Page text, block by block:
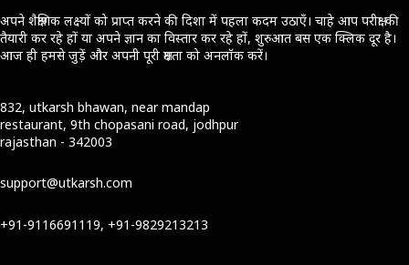
अपने शैक्षणिक लक्ष्यों को प्राप्त करने की दिशा में पहला कदम उठाएँ। चाहे आप परीक्षा की
तैयारी कर रहे हों या अपने ज्ञान का विस्तार कर रहे हों, शुरुआत बस एक क्लिक दूर है।
आज ही हमसे जुड़ें और अपनी पूरी क्षमता को अनलॉक करें।
832, utkarsh bhawan, near mandap
restaurant, 9th chopasani road, jodhpur
rajasthan - 342003
support@utkarsh.com
+91-9116691119, +91-9829213213